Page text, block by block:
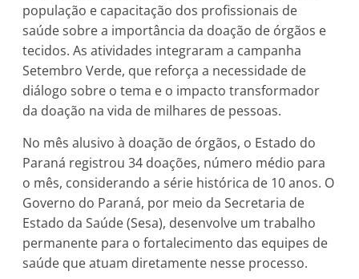
população e capacitação dos profissionais de
saúde sobre a importância da doação de órgãos e
tecidos. As atividades integraram a campanha
Setembro Verde, que reforça a necessidade de
diálogo sobre o tema e o impacto transformador
da doação na vida de milhares de pessoas.
No mês alusivo à doação de órgãos, o Estado do
Paraná registrou 34 doações, número médio para
o mês, considerando a série histórica de 10 anos. O
Governo do Paraná, por meio da Secretaria de
Estado da Saúde (Sesa), desenvolve um trabalho
permanente para o fortalecimento das equipes de
saúde que atuam diretamente nesse processo.